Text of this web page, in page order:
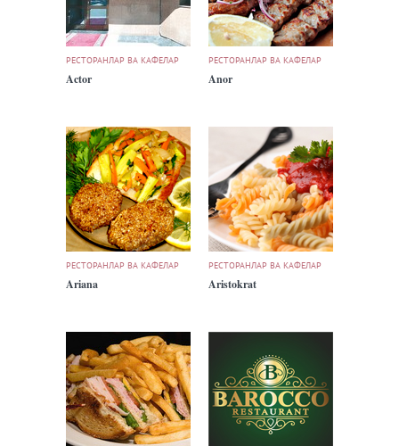
РЕСТОРАНЛАР ВА КАФЕЛАР
Actor
РЕСТОРАНЛАР ВА КАФЕЛАР
Anor
РЕСТОРАНЛАР ВА КАФЕЛАР
Ariana
РЕСТОРАНЛАР ВА КАФЕЛАР
Aristokrat